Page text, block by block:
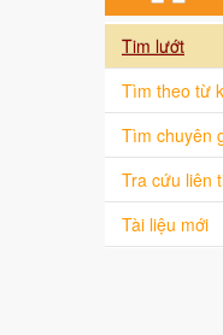
Tim lướt
Tìm theo từ
Tìm chuyên
Tra cứu liên
Tài liệu mới